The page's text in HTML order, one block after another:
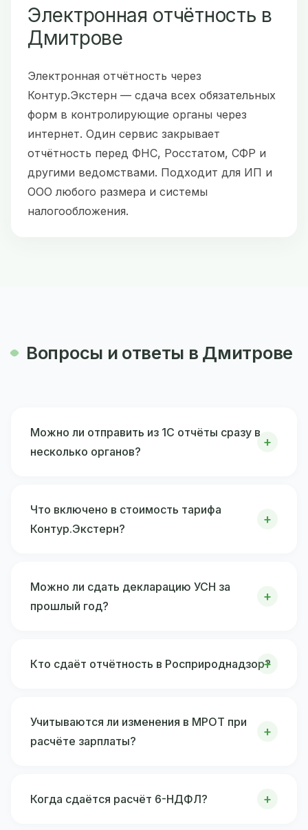
Электронная отчётность в
Дмитрове
Электронная отчётность через
Контур.Экстерн — сдача всех обязательных
форм в контролирующие органы через
интернет. Один сервис закрывает
отчётность перед ФНС, Росстатом, СФР и
другими ведомствами. Подходит для ИП и
ООО любого размера и системы
налогообложения.
Вопросы и ответы в Дмитрове
Можно ли отправить из 1С отчёты сразу в
несколько органов?
Что включено в стоимость тарифа
Контур.Экстерн?
Можно ли сдать декларацию УСН за
прошлый год?
Кто сдаёт отчётность в Росприроднадзор?
Учитываются ли изменения в МРОТ при
расчёте зарплаты?
Когда сдаётся расчёт 6-НДФЛ?